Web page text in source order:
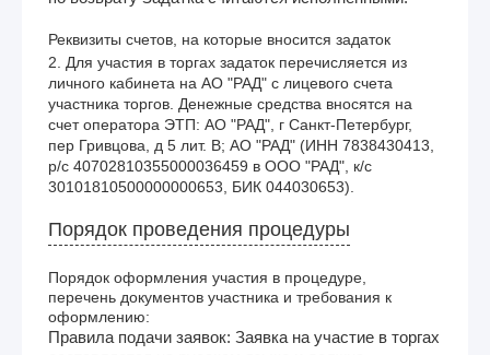
Реквизиты счетов, на которые вносится задаток
2. Для участия в торгах задаток перечисляется из
личного кабинета на АО "РАД" с лицевого счета
участника торгов. Денежные средства вносятся на
счет оператора ЭТП: АО "РАД", г Санкт-Петербург,
пер Гривцова, д 5 лит. В; АО "РАД" (ИНН 7838430413,
р/с 40702810355000036459 в ООО "РАД", к/с
30101810500000000653, БИК 044030653).
Порядок проведения процедуры
Порядок оформления участия в процедуре,
перечень документов участника и требования к
оформлению:
Правила подачи заявок: Заявка на участие в торгах